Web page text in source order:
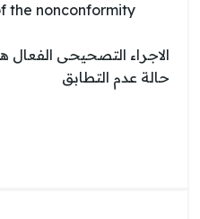
the nonconformity
الاجراء التصحيحى الفعال
حالة عدم التطابق